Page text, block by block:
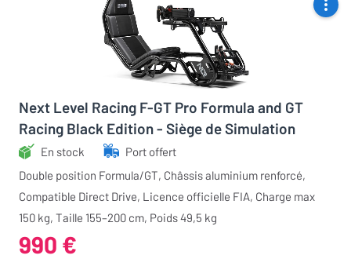
Next Level Racing F-GT Pro Formula and GT
Racing Black Edition - Siège de Simulation
En stock
Port offert
Double position Formula/GT, Châssis aluminium renforcé,
Compatible Direct Drive, Licence officielle FIA, Charge max
150 kg, Taille 155–200 cm, Poids 49,5 kg
990 €